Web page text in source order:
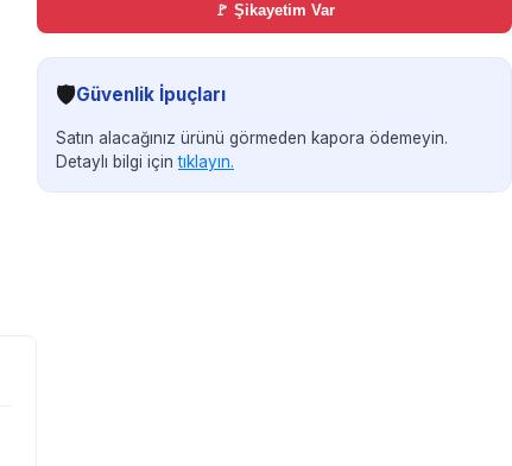
🚩 Şikayetim Var
🛡️Güvenlik İpuçları
Satın alacağınız ürünü görmeden kapora ödemeyin.
Detaylı bilgi içintıklayın.